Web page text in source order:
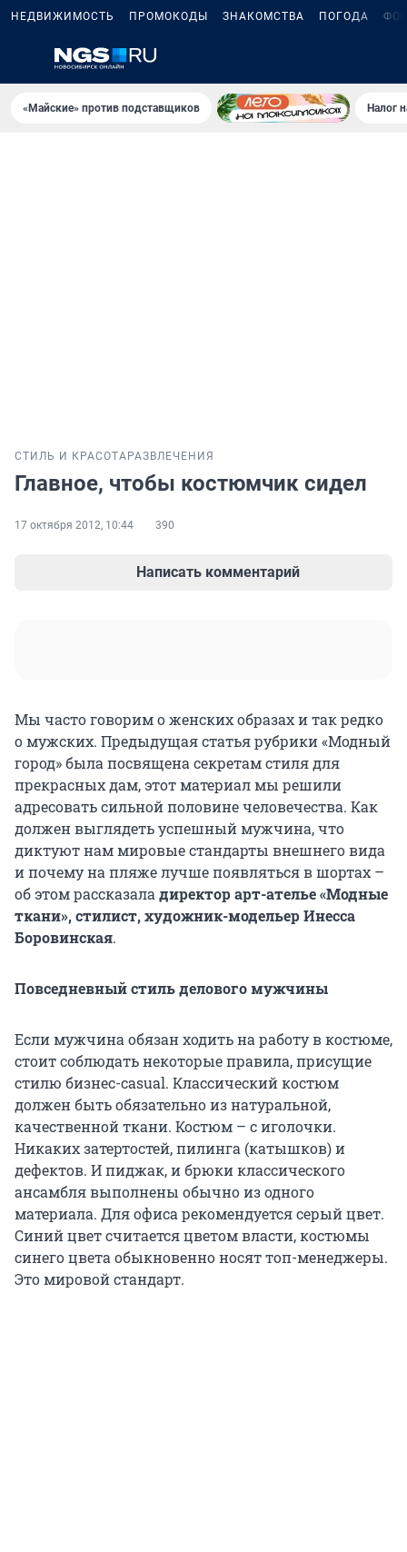
НЕДВИЖИМОСТЬ ПРОМОКОДЫ ЗНАКОМСТВА ПОГОДА
«Майские» против подставщиков Налог
СТИЛЬ И КРАСОТА РАЗВЛЕЧЕНИЯ
Главное, чтобы костюмчик сидел
17 октября 2012, 10:44 390
Написать комментарий
Мы часто говорим о женских образах и так редко
о мужских. Предыдущая статья рубрики «Модный
город» была посвящена секретам стиля для
прекрасных дам, этот материал мы решили
адресовать сильной половине человечества. Как
должен выглядеть успешный мужчина, что
диктуют нам мировые стандарты внешнего вида
и почему на пляже лучше появляться в шортах –
об этом рассказала директор арт-ателье «Модные
ткани», стилист, художник-модельер Инесса
Боровинская.
Повседневный стиль делового мужчины
Если мужчина обязан ходить на работу в костюме,
стоит соблюдать некоторые правила, присущие
стилю бизнес-casual. Классический костюм
должен быть обязательно из натуральной,
качественной ткани. Костюм – с иголочки.
Никаких затертостей, пилинга (катышков) и
дефектов. И пиджак, и брюки классического
ансамбля выполнены обычно из одного
материала. Для офиса рекомендуется серый цвет.
Синий цвет считается цветом власти, костюмы
синего цвета обыкновенно носят топ-менеджеры.
Это мировой стандарт.